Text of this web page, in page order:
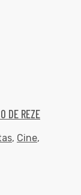
DE REZE
, Cine,